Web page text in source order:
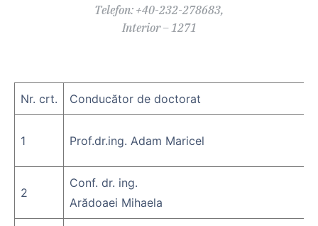
Telefon: +40-232-278683,
Interior – 1271
Nr. crt. Conducător de doctorat
1 Prof.dr.ing. Adam Maricel
2
Conf. dr. ing.
Arădoaei Mihaela